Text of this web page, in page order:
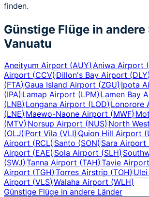
finden.
Günstige Flüge in
Vanuatu
Aneityum Airport (AUY)Aniwa Airport (
Airport (CCV)Dillon's Bay Airport (DLY)
(FTA)Gaua Island Airport (ZGU) Ipota
(IPA)Lamap Airport (LPM) Lamen Bay
(LNB)Longana Airport (LOD) Lonorore
(LNE)Maewo-Naone Airport (MWF)
(MTV)Norsup Airport (NUS) North
(OLJ)Port Vila (VLI) Quion Hill Airport (
Airport (RCL)Santo (SON) Sara Airport
Airport (EAE)Sola Airport (SLH)
(SWJ)Tanna Airport (TAH) Tavie Airport
Airport (TGH)Torres Airstrip (TOH) Ulei
Airport (VLS)Walaha Airport (WLH)
Günstige Flüge in andere Länder